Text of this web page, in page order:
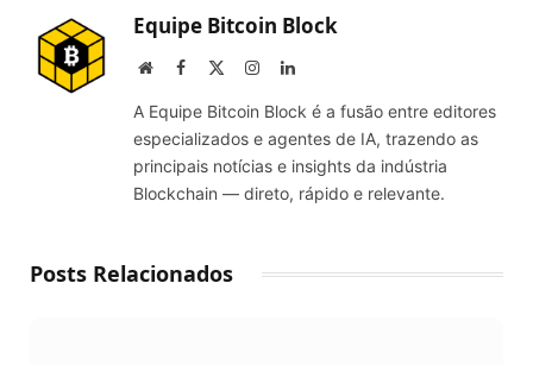
Equipe Bitcoin Block
WebsiteFacebook InstagramLinkedIn
A Equipe Bitcoin Block é a fusão entre editores
especializados e agentes de IA, trazendo as
principais notícias e insights da indústria
Blockchain — direto, rápido e relevante.
Posts Relacionados